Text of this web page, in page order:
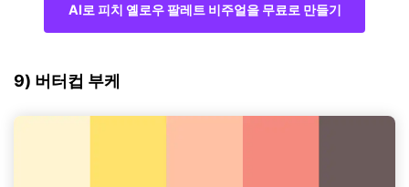
AI로 피치 옐로우 팔레트 비주얼을 무료로 만들기
9) 버터컵 부케